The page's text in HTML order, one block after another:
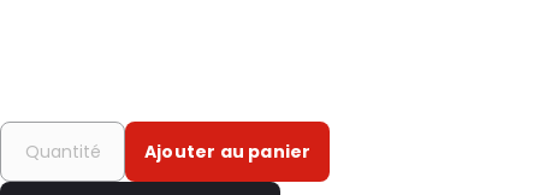
Ajouter au panier